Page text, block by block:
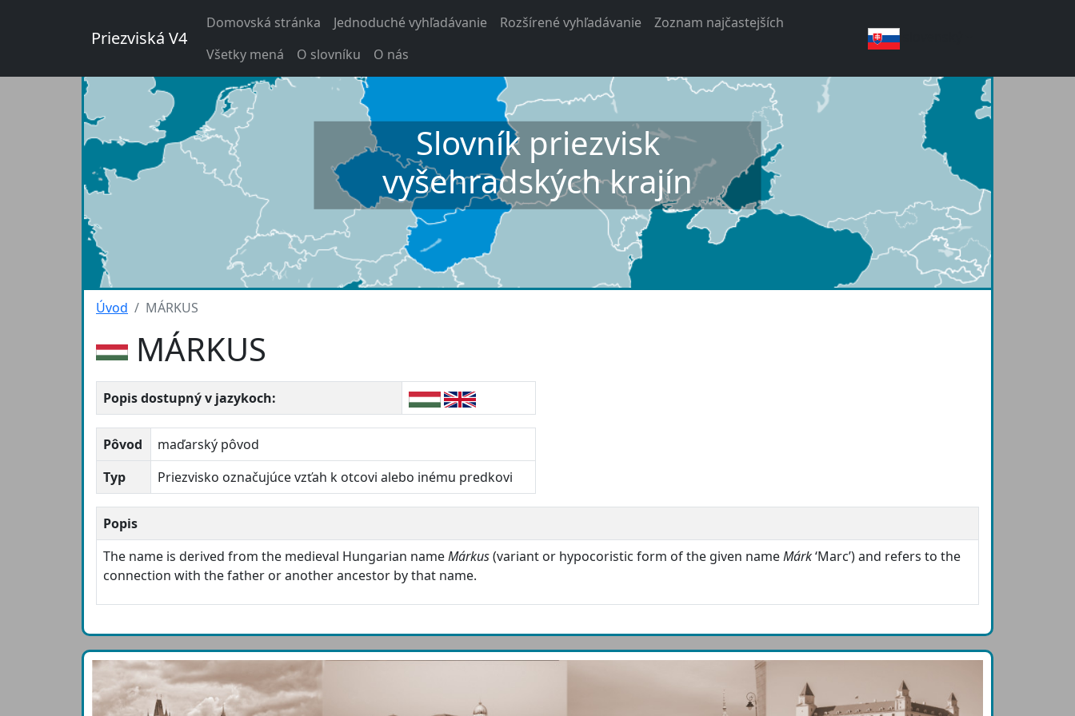
Priezviská V4
Domovská stránka Jednoduché vyhľadávanie Rozšírené vyhľadávanie
Zoznam najčastejších
Všetky mená
O slovníku O nás
Slovník priezvisk
vyšehradských krajín
Úvod MÁRKUS
MÁRKUS
Popis dostupný v jazykoch:
Pôvod
maďarský pôvod
Typ
Priezvisko označujúce vzťah k otcovi alebo inému predkovi
Popis
The name is derived from the medieval Hungarian nameMárkus(variant or hypocoristic form of the given nameMárk‘Marc’) and refers to the
connection with the father or another ancestor by that name.